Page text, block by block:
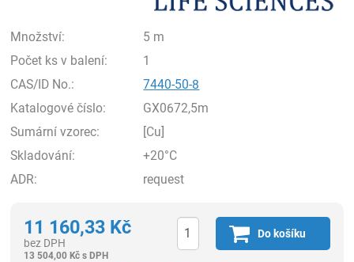
Množství:
5 m
Počet ks v balení:
1
CAS/ID No.:
7440-50-8
Katalogové číslo:
GX0672,5m
Sumární vzorec:
[Cu]
Skladování:
+20°C
ADR:
request
11 160,33 Kč
bez DPH
13 504,00Kč s DPH
Do košíku